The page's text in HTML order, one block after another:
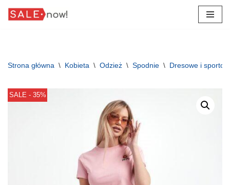
Strona główna \ Kobieta \ Odzież \ Spodnie \ Dresowe i
SALE - 35%